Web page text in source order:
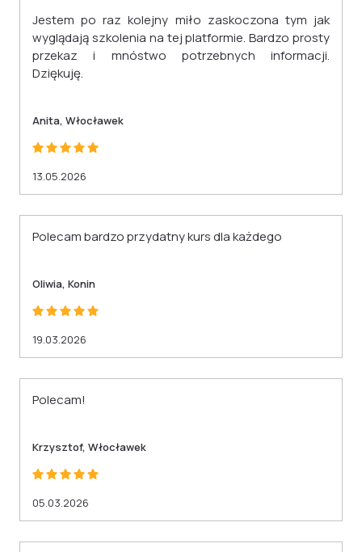
Jestem po raz kolejny miło zaskoczona tym jak
wyglądają szkolenia na tej platformie. Bardzo prosty
przekaz i mnóstwo potrzebnych informacji.
Dziękuję.
Anita, Włocławek
13.05.2026
Polecam bardzo przydatny kurs dla każdego
Oliwia, Konin
19.03.2026
Polecam!
Krzysztof, Włocławek
05.03.2026